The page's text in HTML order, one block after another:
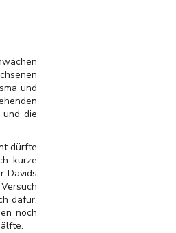
und
die
dürfte
kurze
Davids
dafür,
noch